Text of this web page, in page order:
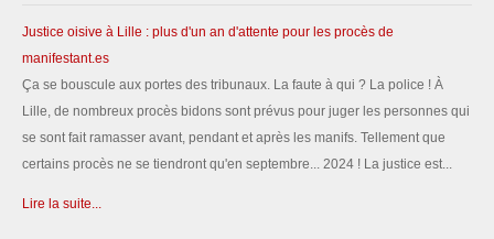
Justice oisive à Lille : plus d'un an d'attente pour les procès de
manifestant.es
Ça se bouscule aux portes des tribunaux. La faute à qui ? La police ! À
Lille, de nombreux procès bidons sont prévus pour juger les personnes qui
se sont fait ramasser avant, pendant et après les manifs. Tellement que
certains procès ne se tiendront qu'en septembre... 2024 ! La justice est...
Lire la suite...